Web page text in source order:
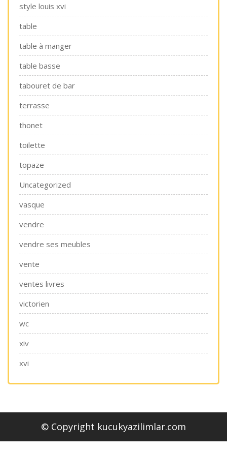
style louis xvi
table
table à manger
table basse
tabouret de bar
terrasse
thonet
toilette
topaze
Uncategorized
vasque
vendre
vendre ses meubles
vente
ventes livres
victorien
wc
xiv
xvi
© Copyright kucukyazilimlar.com